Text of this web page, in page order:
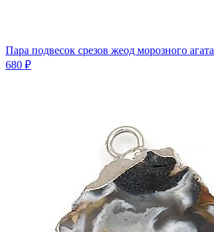
Пара подвесок срезов жеод морозного агата
680 ₽